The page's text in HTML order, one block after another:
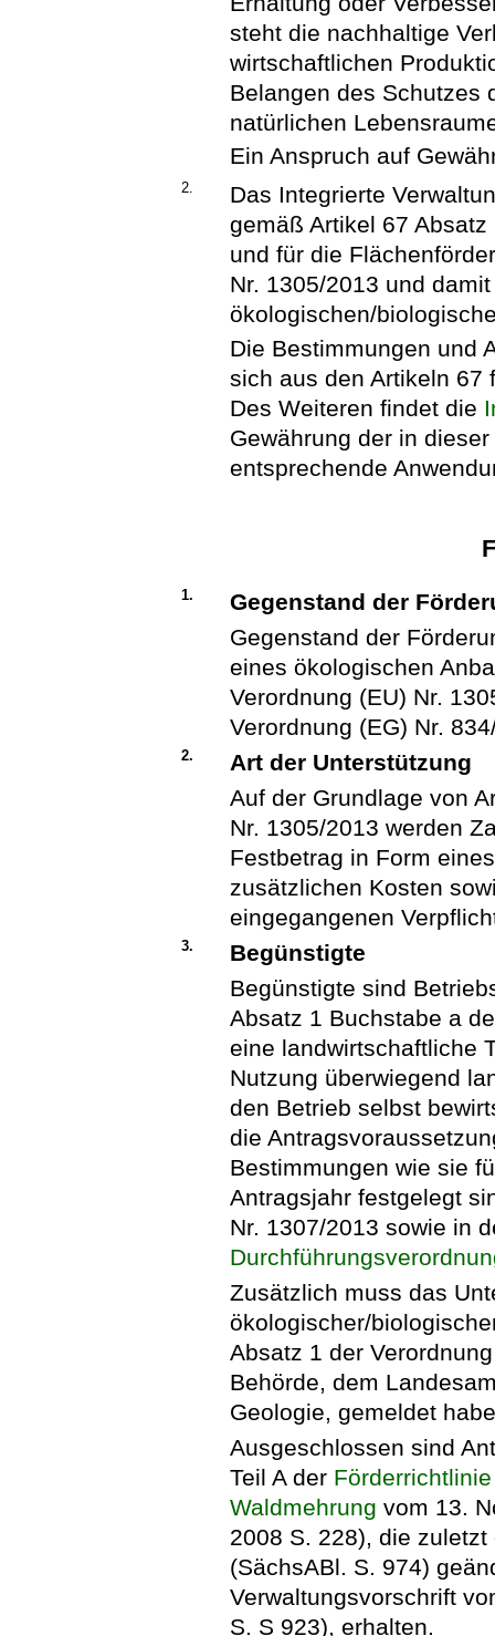
steht die nachhaltige
wirtschaftlichen
Belangen des Schutzes
natürlichen
Ein Anspruch auf
2.
Das Integrierte
gemäß Artikel 67
und für die
Nr. 1305/2013 und
ökologischen/
Die Bestimmungen und
sich aus den Artikeln 67
Des Weiteren findet die
Gewährung der in
entsprechende
1.
Gegenstand der
Gegenstand der
eines ökologischen
Verordnung (EU) Nr.
Verordnung (EG) Nr.
2.
Art der Unterstützung
Auf der Grundlage von
Nr. 1305/2013 werden
Festbetrag in Form
zusätzlichen Kosten
eingegangenen
3.
Begünstigte
Begünstigte sind
Absatz 1 Buchstabe a
eine landwirtschaftliche
Nutzung überwiegend
den Betrieb selbst
die
Bestimmungen wie sie
Antragsjahr festgelegt
Nr. 1307/2013 sowie in
Zusätzlich muss das
ökologischer/
Absatz 1 der
Behörde, dem
Geologie, gemeldet
Ausgeschlossen sind
Teil A der
Waldmehrung vom 13.
2008 S. 228), die
(SächsABl. S. 974)
Verwaltungsvorschrift
S. S 923), erhalten.